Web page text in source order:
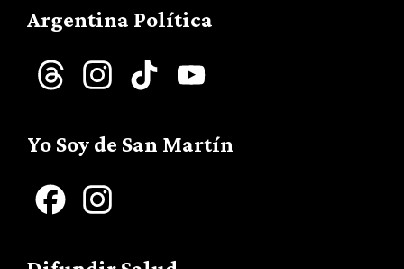
Argentina Política
Threads InstagramTikTok
Yo Soy de San Martín
Facebook